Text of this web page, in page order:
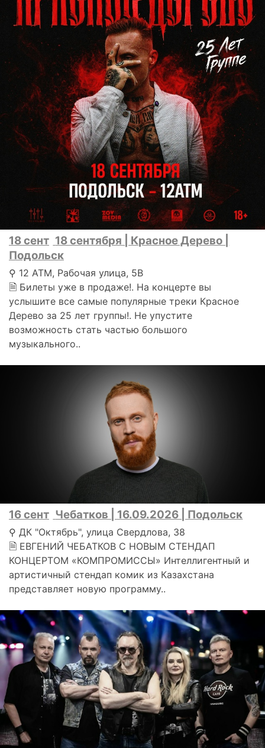
18 сент 18 сентября | Красное Дерево |
Подольск
⚲ 12 ATM, Рабочая улица, 5В
🗎 Билеты уже в продаже!. На концерте вы
услышите все самые популярные треки Красное
Дерево за 25 лет группы!. Не упустите
возможность стать частью большого
музыкального..
16 сент Чебатков | 16.09.2026 | Подольск
⚲ ДК "Октябрь", улица Свердлова, 38
🗎 ЕВГЕНИЙ ЧЕБАТКОВ С НОВЫМ СТЕНДАП
КОНЦЕРТОМ «КОМПРОМИССЫ» Интеллигентный и
артистичный стендап комик из Казахстана
представляет новую программу..